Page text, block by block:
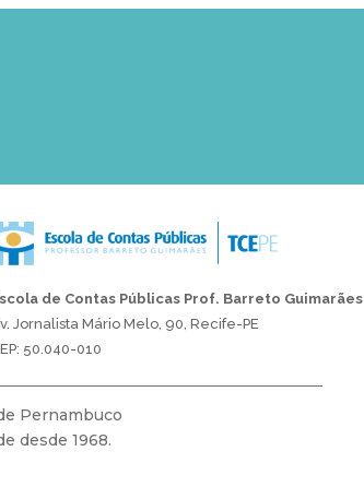
de Contas Públicas Prof. Barreto Guimarães
Jornalista Mário Melo, 90, Recife-PE
50.040-010
Pernambuco
desde 1968.